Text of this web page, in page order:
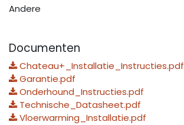
Andere
Documenten
Chateau+_Installatie_Instructies.pdf
Garantie.pdf
Onderhound_Instructies.pdf
Technische_Datasheet.pdf
Vloerwarming_Installatie.pdf